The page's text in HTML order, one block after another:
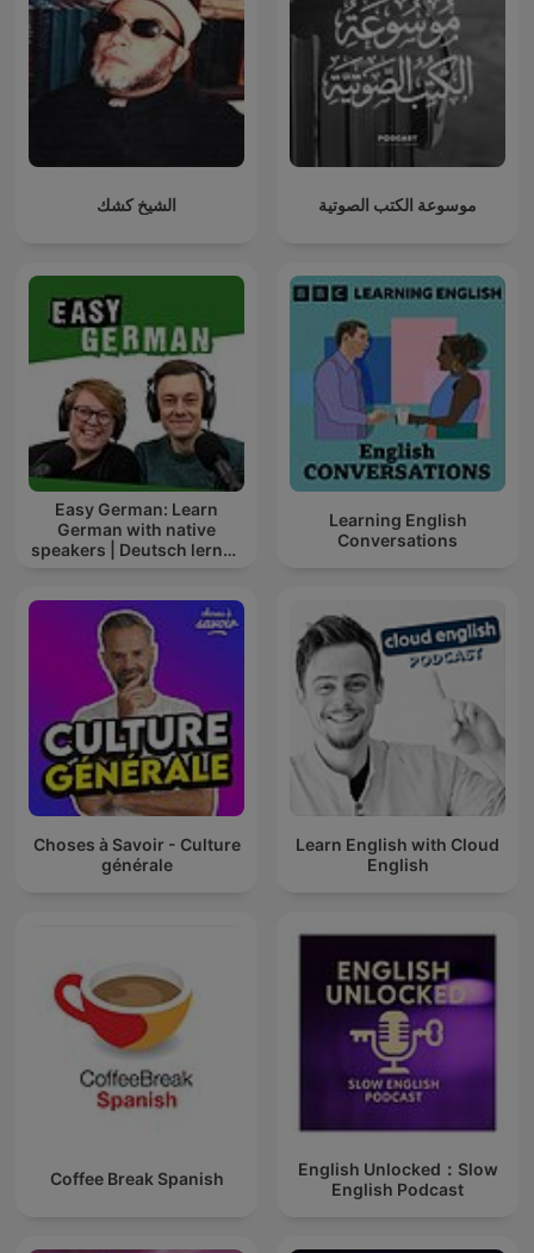
الشيخ كشك موسوعة الكتب الصوتية
Easy German: Learn
German with native
speakers | Deutsch lernen
Learning English
Conversations
Choses à Savoir - Culture
générale
Learn English with Cloud
English
Coffee Break Spanish
English Unlocked：Slow
English Podcast